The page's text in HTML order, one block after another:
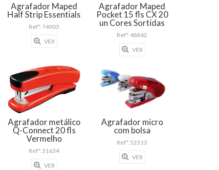
Agrafador Maped
Half Strip Essentials
Refª: 74903
VER
Agrafador Maped
Pocket 15 fls CX 20
un Cores Sortidas
Refª: 48842
VER
Agrafador metálico
Q-Connect 20 fls
Vermelho
Refª: 31634
VER
Agrafador micro
com bolsa
Refª: 52313
VER